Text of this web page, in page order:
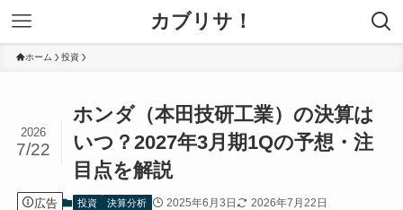
カブリサ！
ホーム 投資
ホンダ（本田技研工業）の決算は
いつ？2027年3月期1Qの予想・注
目点を解説
2026
7/22
広告 投資 決算分析 2025年6月3日 2026年7月22日